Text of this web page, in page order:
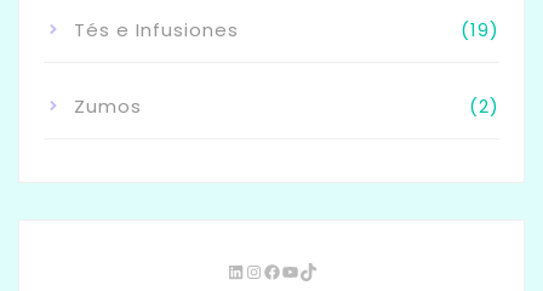
Tés e Infusiones (19)
Zumos (2)